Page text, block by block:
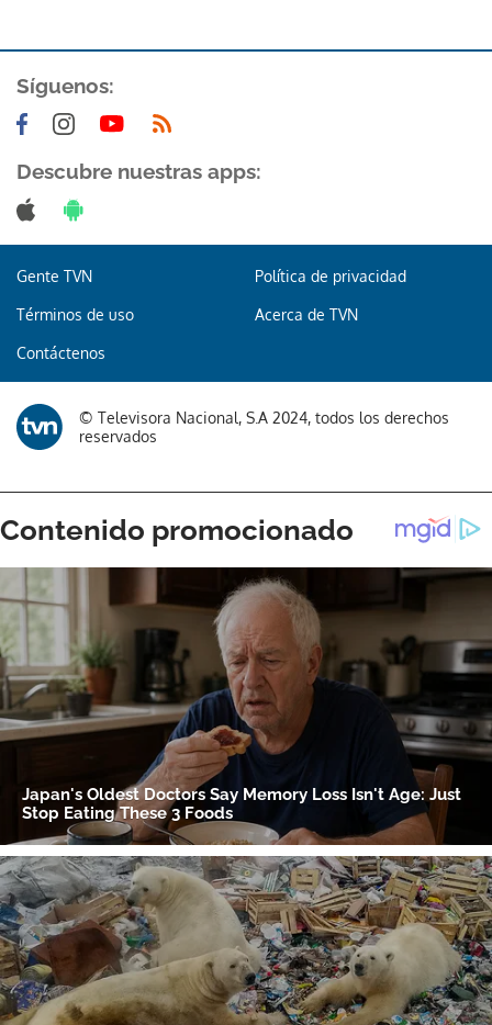
Síguenos:
Descubre nuestras apps:
Gente TVN Política de privacidad
Términos de uso Acerca de TVN
Contáctenos
© Televisora Nacional, S.A 2024, todos los derechos
reservados